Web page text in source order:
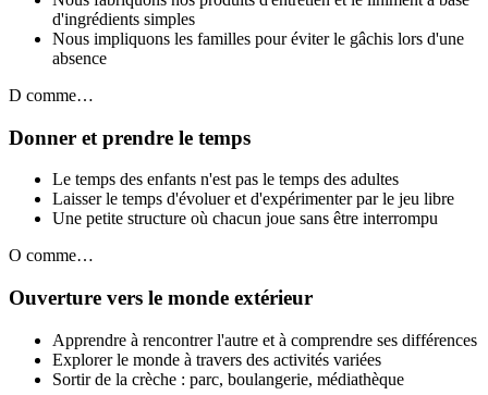
d'ingrédients simples
Nous impliquons les familles pour éviter le gâchis lors d'une
absence
D comme…
Donner et prendre le temps
Le temps des enfants n'est pas le temps des adultes
Laisser le temps d'évoluer et d'expérimenter par le jeu libre
Une petite structure où chacun joue sans être interrompu
O comme…
Ouverture vers le monde extérieur
Apprendre à rencontrer l'autre et à comprendre ses différences
Explorer le monde à travers des activités variées
Sortir de la crèche : parc, boulangerie, médiathèque